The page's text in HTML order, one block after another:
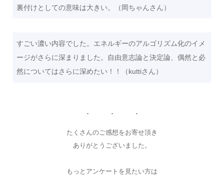
裏付けとしての意味は大きい。（岡ちゃんさん）
すごい濃い内容でした。エネルギーのアルゴリズム化のイメ
ージがさらに深まりました。自由意志論と決定論、偶然と必
然についてはさらに深めたい！！（kuttiさん）
たくさんのご感想をお寄せ頂き
ありがとうございました。
もっとアンケートを見たい方は